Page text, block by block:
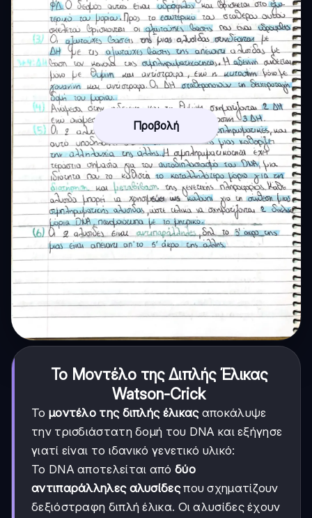
Προβολή
Το Μοντέλο της Διπλής Έλικας
Watson-Crick
Το μοντέλο της διπλής έλικαςαποκάλυψε
την τρισδιάστατη δομή του DNA και εξήγησε
γιατί είναι το ιδανικό γενετικό υλικό:
Το DNA αποτελείται από δύο
αντιπαράλληλες αλυσίδεςπου σχηματίζουν
δεξιόστραφη διπλή έλικα. Οι αλυσίδες έχουν